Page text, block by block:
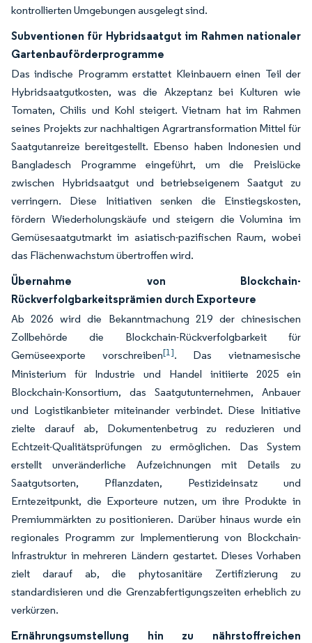
kontrollierten Umgebungen ausgelegt sind.
Subventionen für Hybridsaatgut im Rahmen nationaler
Gartenbauförderprogramme
Das indische Programm erstattet Kleinbauern einen Teil der
Hybridsaatgutkosten, was die Akzeptanz bei Kulturen wie
Tomaten, Chilis und Kohl steigert. Vietnam hat im Rahmen
seines Projekts zur nachhaltigen Agrartransformation Mittel für
Saatgutanreize bereitgestellt. Ebenso haben Indonesien und
Bangladesch Programme eingeführt, um die Preislücke
zwischen Hybridsaatgut und betriebseigenem Saatgut zu
verringern. Diese Initiativen senken die Einstiegskosten,
fördern Wiederholungskäufe und steigern die Volumina im
Gemüsesaatgutmarkt im asiatisch-pazifischen Raum, wobei
das Flächenwachstum übertroffen wird.
Übernahme von Blockchain-
Rückverfolgbarkeitsprämien durch Exporteure
Ab 2026 wird die Bekanntmachung 219 der chinesischen
Zollbehörde die Blockchain-Rückverfolgbarkeit für
Gemüseexporte vorschreiben[1]. Das vietnamesische
Ministerium für Industrie und Handel initiierte 2025 ein
Blockchain-Konsortium, das Saatgutunternehmen, Anbauer
und Logistikanbieter miteinander verbindet. Diese Initiative
zielte darauf ab, Dokumentenbetrug zu reduzieren und
Echtzeit-Qualitätsprüfungen zu ermöglichen. Das System
erstellt unveränderliche Aufzeichnungen mit Details zu
Saatgutsorten, Pflanzdaten, Pestizideinsatz und
Erntezeitpunkt, die Exporteure nutzen, um ihre Produkte in
Premiummärkten zu positionieren. Darüber hinaus wurde ein
regionales Programm zur Implementierung von Blockchain-
Infrastruktur in mehreren Ländern gestartet. Dieses Vorhaben
zielt darauf ab, die phytosanitäre Zertifizierung zu
standardisieren und die Grenzabfertigungszeiten erheblich zu
verkürzen.
Ernährungsumstellung hin zu nährstoffreichen